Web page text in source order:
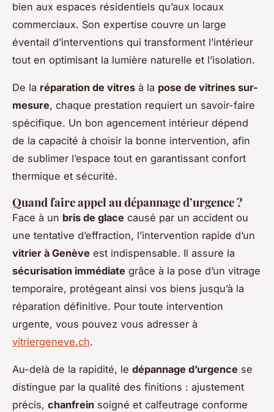
bien aux espaces résidentiels qu’aux locaux
commerciaux. Son expertise couvre un large
éventail d’interventions qui transforment l’intérieur
tout en optimisant la lumière naturelle et l’isolation.
De la réparation de vitres à la pose de vitrines sur-
mesure, chaque prestation requiert un savoir-faire
spécifique. Un bon agencement intérieur dépend
de la capacité à choisir la bonne intervention, afin
de sublimer l’espace tout en garantissant confort
thermique et sécurité.
Quand faire appel au dépannage d’urgence ?
Face à un bris de glace causé par un accident ou
une tentative d’effraction, l’intervention rapide d’un
vitrier à Genève est indispensable. Il assure la
sécurisation immédiate grâce à la pose d’un vitrage
temporaire, protégeant ainsi vos biens jusqu’à la
réparation définitive. Pour toute intervention
urgente, vous pouvez vous adresser à
vitriergeneve.ch.
Au-delà de la rapidité, le dépannage d’urgence se
distingue par la qualité des finitions : ajustement
précis, chanfrein soigné et calfeutrage conforme